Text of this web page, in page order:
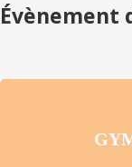
Évènement